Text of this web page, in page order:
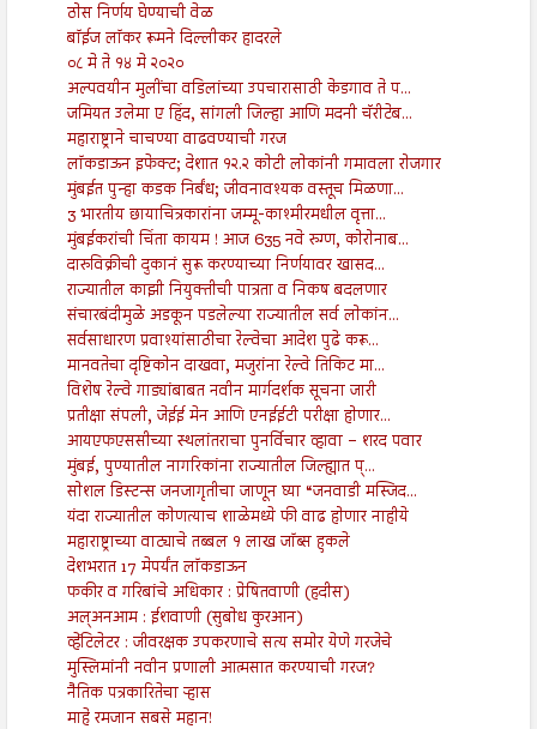
ठोस निर्णय घेण्याची वेळ
बॉईज लॉकर रूमने दिल्लीकर हादरले
०८ मे ते १४ मे २०२०
अल्पवयीन मुलींचा वडिलांच्या उपचारासाठी केडगाव ते प...
जमियत उलेमा ए हिंद, सांगली जिल्हा आणि मदनी चॅरीटेब...
महाराष्ट्राने चाचण्या वाढवण्याची गरज
लॉकडाऊन इफेक्ट; देशात १२.२ कोटी लोकांनी गमावला रोजगार
मुंबईत पुन्हा कडक निर्बंध; जीवनावश्यक वस्तूच मिळणा...
3 भारतीय छायाचित्रकारांना जम्मू-काश्मीरमधील वृत्ता...
मुंबईकरांची चिंता कायम ! आज 635 नवे रुग्ण, कोरोनाब...
दारुविक्रीची दुकानं सुरू करण्याच्या निर्णयावर खासद...
राज्यातील काझी नियुक्तीची पात्रता व निकष बदलणार
संचारबंदीमुळे अडकून पडलेल्या राज्यातील सर्व लोकांन...
सर्वसाधारण प्रवाश्यांसाठीचा रेल्वेचा आदेश पुढे करू...
मानवतेचा दृष्टिकोन दाखवा, मजुरांना रेल्वे तिकिट मा...
विशेष रेल्वे गाड्यांबाबत नवीन मार्गदर्शक सूचना जारी
प्रतीक्षा संपली, जेईई मेन आणि एनईईटी परीक्षा होणार...
आयएफएससीच्या स्थलांतराचा पुनर्विचार व्हावा – शरद पवार
मुंबई, पुण्यातील नागरिकांना राज्यातील जिल्ह्यात प्...
सोशल डिस्टन्स जनजागृतीचा जाणून घ्या “जनवाडी मस्जिद...
यंदा राज्यातील कोणत्याच शाळेमध्ये फी वाढ होणार नाहीये
महाराष्ट्राच्या वाट्याचे तब्बल १ लाख जॉब्स हुकले
देशभरात 17 मेपर्यंत लॉकडाऊन
फकीर व गरिबांचे अधिकार : प्रेषितवाणी (हदीस)
अल्अनआम : ईशवाणी (सुबोध कुरआन)
व्हेंटिलेटर : जीवरक्षक उपकरणाचे सत्य समोर येणे गरजेचे
मुस्लिमांनी नवीन प्रणाली आत्मसात करण्याची गरज?
नैतिक पत्रकारितेचा ऱ्हास
माहे रमजान सबसे महान!